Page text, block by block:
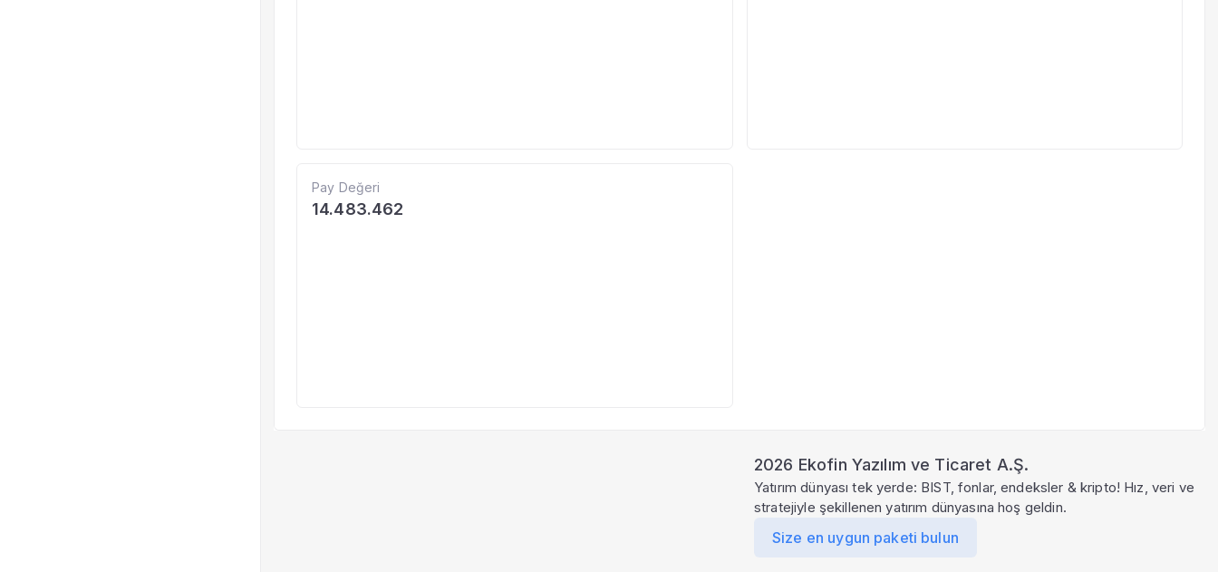
Pay Değeri
14.483.462
2026 Ekofin Yazılım ve Ticaret A.Ş.
Yatırım dünyası tek yerde: BIST, fonlar, endeksler & kripto! Hız, veri ve
stratejiyle şekillenen yatırım dünyasına hoş geldin.
Size en uygun paketi bulun